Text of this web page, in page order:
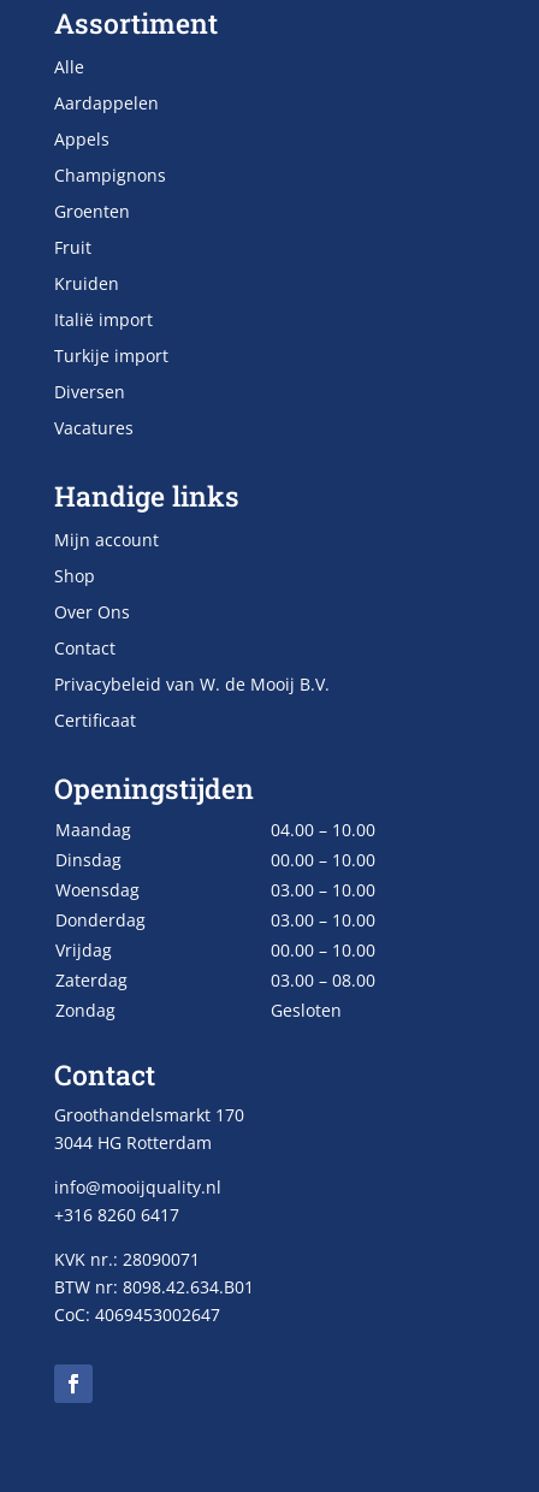
Assortiment
Alle
Aardappelen
Appels
Champignons
Groenten
Fruit
Kruiden
Italië import
Turkije import
Diversen
Vacatures
Handige links
Mijn account
Shop
Over Ons
Contact
Privacybeleid van W. de Mooij B.V.
Certificaat
Openingstijden
Maandag
04.00 – 10.00
Dinsdag
00.00 – 10.00
Woensdag
03.00 – 10.00
Donderdag
03.00 – 10.00
Vrijdag
00.00 – 10.00
Zaterdag
03.00 – 08.00
Zondag
Gesloten
Contact
Groothandelsmarkt 170
3044 HG Rotterdam
info@mooijquality.nl
+316 8260 6417
KVK nr.: 28090071
BTW nr: 8098.42.634.B01
CoC: 4069453002647